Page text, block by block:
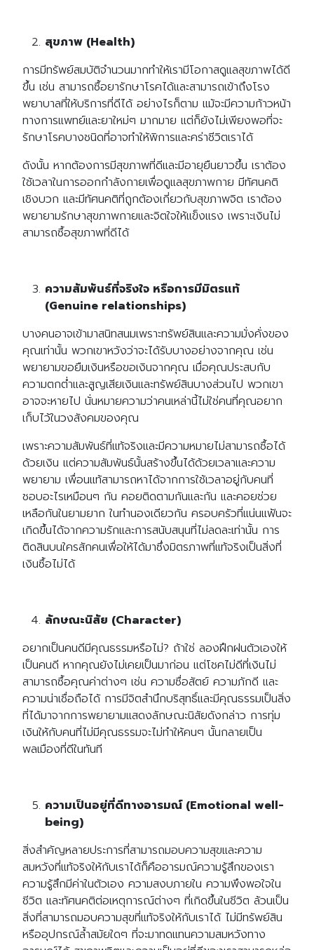
สุขภาพ (Health)
การมีทรัพย์สมบัติจำนวนมากทำให้เรามีโอกาสดูแลสุขภาพได้ดี
ขึ้น เช่น สามารถซื้อยารักษาโรคได้และสามารถเข้าถึงโรง
พยาบาลที่ให้บริการที่ดีได้ อย่างไรก็ตาม แม้จะมีความก้าวหน้า
ทางการแพทย์และยาใหม่ๆ มากมาย แต่ก็ยังไม่เพียงพอที่จะ
รักษาโรคบางชนิดที่อาจทำให้พิการและคร่าชีวิตเราได้
ดังนั้น หากต้องการมีสุขภาพที่ดีและมีอายุยืนยาวขึ้น เราต้อง
ใช้เวลาในการออกกำลังกายเพื่อดูแลสุขภาพกาย มีทัศนคติ
เชิงบวก และมีทัศนคติที่ถูกต้องเกี่ยวกับสุขภาพจิต เราต้อง
พยายามรักษาสุขภาพกายและจิตใจให้แข็งแรง เพราะเงินไม่
สามารถซื้อสุขภาพที่ดีได้
ความสัมพันธ์ที่จริงใจ หรือการมีมิตรแท้
(Genuine relationships)
บางคนอาจเข้ามาสนิทสนมเพราะทรัพย์สินและความมั่งคั่งของ
คุณเท่านั้น พวกเขาหวังว่าจะได้รับบางอย่างจากคุณ เช่น
พยายามขอยืมเงินหรือขอเงินจากคุณ เมื่อคุณประสบกับ
ความตกต่ำและสูญเสียเงินและทรัพย์สินบางส่วนไป พวกเขา
อาจจะหายไป นั่นหมายความว่าคนเหล่านี้ไม่ใช่คนที่คุณอยาก
เก็บไว้ในวงสังคมของคุณ
เพราะความสัมพันธ์ที่แท้จริงและมีความหมายไม่สามารถซื้อได้
ด้วยเงิน แต่ความสัมพันธ์นั้นสร้างขึ้นได้ด้วยเวลาและความ
พยายาม เพื่อนแท้สามารถหาได้จากการใช้เวลาอยู่กับคนที่
ชอบอะไรเหมือนๆ กัน คอยติดตามกันและกัน และคอยช่วย
เหลือกันในยามยาก ในทำนองเดียวกัน ครอบครัวที่แน่นแฟ้นจะ
เกิดขึ้นได้จากความรักและการสนับสนุนที่ไม่ลดละเท่านั้น การ
ติดสินบนใครสักคนเพื่อให้ได้มาซึ่งมิตรภาพที่แท้จริงเป็นสิ่งที่
เงินซื้อไม่ได้
ลักษณะนิสัย (Character)
อยากเป็นคนดีมีคุณธรรมหรือไม่? ถ้าใช่ ลองฝึกฝนตัวเองให้
เป็นคนดี หากคุณยังไม่เคยเป็นมาก่อน แต่โชคไม่ดีที่เงินไม่
สามารถซื้อคุณค่าต่างๆ เช่น ความซื่อสัตย์ ความภักดี และ
ความน่าเชื่อถือได้ การมีจิตสำนึกบริสุทธิ์และมีคุณธรรมเป็นสิ่ง
ที่ได้มาจากการพยายามแสดงลักษณะนิสัยดังกล่าว การทุ่ม
เงินให้กับคนที่ไม่มีคุณธรรมจะไม่ทำให้คนๆ นั้นกลายเป็น
พลเมืองที่ดีในทันที
ความเป็นอยู่ที่ดีทางอารมณ์ (Emotional well-
being)
สิ่งสำคัญหลายประการที่สามารถมอบความสุขและความ
สมหวังที่แท้จริงให้กับเราได้ก็คืออารมณ์ความรู้สึกของเรา
ความรู้สึกมีค่าในตัวเอง ความสงบภายใน ความพึงพอใจใน
ชีวิต และทัศนคติต่อเหตุการณ์ต่างๆ ที่เกิดขึ้นในชีวิต ล้วนเป็น
สิ่งที่สามารถมอบความสุขที่แท้จริงให้กับเราได้ ไม่มีทรัพย์สิน
หรืออุปกรณ์ล้ำสมัยใดๆ ที่จะมาทดแทนความสมหวังทาง